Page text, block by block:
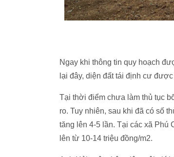
Ngay khi thông tin quy hoạch
lại đây, diện đất tái định cư
Tại thời điểm chưa làm thủ tục
ro. Tuy nhiên, sau khi đã có số
tăng lên 4-5 lần. Tại các xã Phú
lên từ 10-14 triệu đồng/m2.